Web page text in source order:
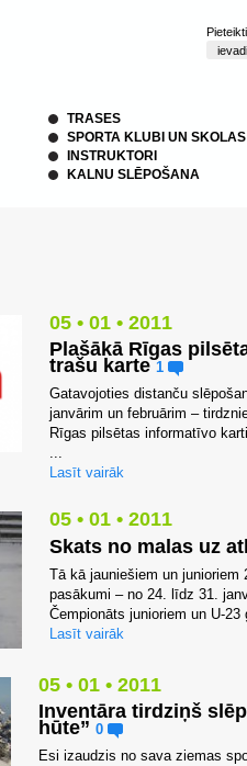
TRASES
SPORTA KLUBI UN SKOLAS
INSTRUKTORI
KALNU SLĒPOŠANA
05 • 01 • 2011
Plašākā Rīgas
trašu karte1
Gatavojoties distanču
janvārim un februārim –
Rīgas pilsētas informatīvo
...
Lasīt vairāk
05 • 01 • 2011
Skats no malas uz
Tā kā jauniešiem un junioriem
pasākumi – no 24. līdz 31.
Čempionāts junioriem un U-
Lasīt vairāk
05 • 01 • 2011
Inventāra tirdziņš
hūte” 0
Esi izaudzis no sava ziemas